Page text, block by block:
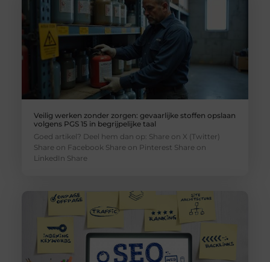
Veilig werken zonder zorgen: gevaarlijke stoffen opslaan
volgens PGS 15 in begrijpelijke taal
Goed artikel? Deel hem dan op: Share on X (Twitter)
Share on Facebook Share on Pinterest Share on
LinkedIn Share